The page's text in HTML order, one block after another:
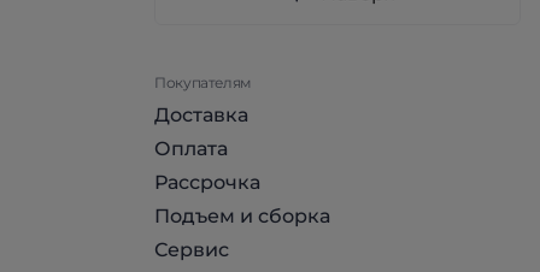
Покупателям
Доставка
Оплата
Рассрочка
Подъем и сборка
Сервис